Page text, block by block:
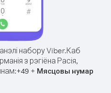
набору Viber.Каб
з рэгіёна Расія,
+49 + Мясцовы нумар